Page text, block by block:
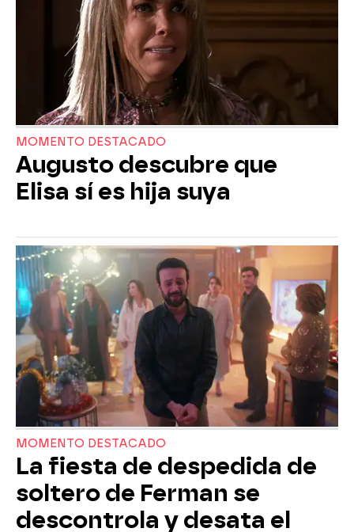
MOMENTO DESTACADO
Augusto descubre que
Elisa sí es hija suya
MOMENTO DESTACADO
La fiesta de despedida de
soltero de Ferman se
descontrola y desata el